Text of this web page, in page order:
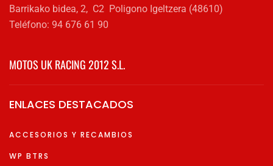
Barrikako bidea, 2, C2 Poligono Igeltzera (48610)
Teléfono: 94 676 61 90
MOTOS UK RACING 2012 S.L.
ENLACES DESTACADOS
ACCESORIOS Y RECAMBIOS
WP BTRS